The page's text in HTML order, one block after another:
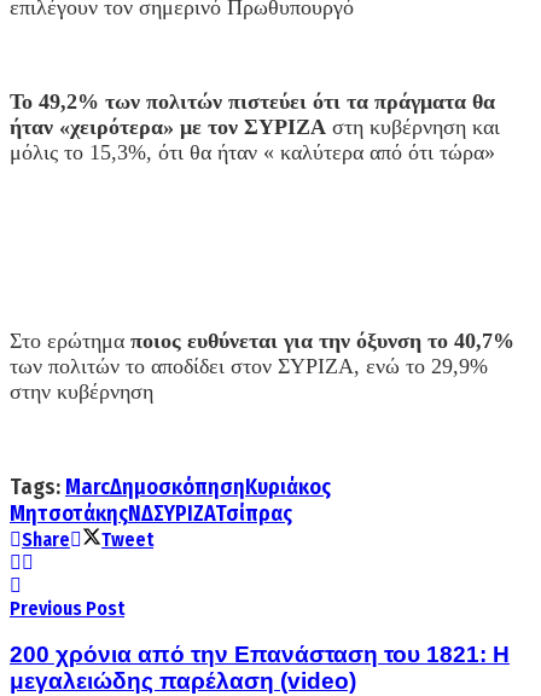
επιλέγουν τον σημερινό Πρωθυπουργό
Το 49,2% των πολιτών πιστεύει ότι τα πράγματα θα
ήταν «χειρότερα» με τον ΣΥΡΙΖΑ στη κυβέρνηση και
μόλις το 15,3%, ότι θα ήταν « καλύτερα από ότι τώρα»
Στο ερώτημα ποιος ευθύνεται για την όξυνση το 40,7%
των πολιτών το αποδίδει στον ΣΥΡΙΖΑ, ενώ το 29,9%
στην κυβέρνηση
Tags: MarcΔημοσκόπησηΚυριάκος
ΜητσοτάκηςΝΔΣΥΡΙΖΑΤσίπρας
Share Tweet
Previous Post
200 χρόνια από την Επανάσταση του 1821: Η
μεγαλειώδης παρέλαση (video)